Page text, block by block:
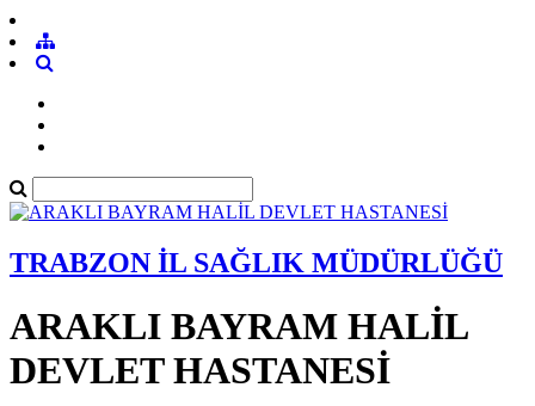
TRABZON İL SAĞLIK MÜDÜRLÜĞÜ
ARAKLI BAYRAM HALİL
DEVLET HASTANESİ